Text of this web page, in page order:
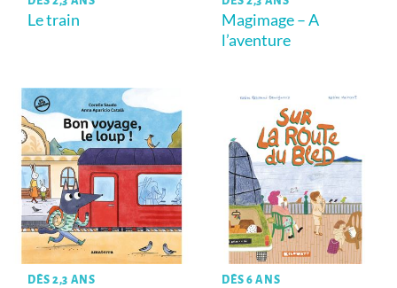
Le train
Magimage – A
l’aventure
DÈS 2,3 ANS DÈS 6 ANS